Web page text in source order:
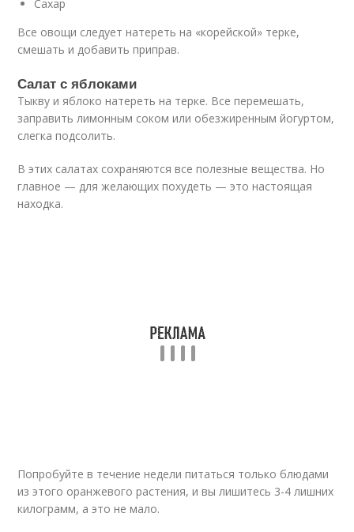
Сахар
Все овощи следует натереть на «корейской» терке,
смешать и добавить приправ.
Салат с яблоками
Тыкву и яблоко натереть на терке. Все перемешать,
заправить лимонным соком или обезжиренным йогуртом,
слегка подсолить.
В этих салатах сохраняются все полезные вещества. Но
главное — для желающих похудеть — это настоящая
находка.
Попробуйте в течение недели питаться только блюдами
из этого оранжевого растения, и вы лишитесь 3-4 лишних
килограмм, а это не мало.